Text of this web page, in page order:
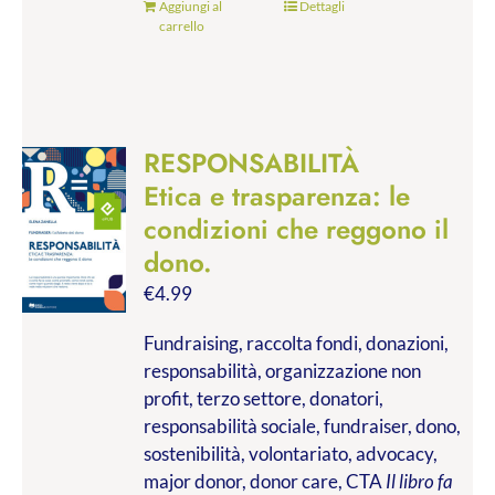
Aggiungi al
carrello
Dettagli
RESPONSABILITÀ
Etica e trasparenza: le
condizioni che reggono il
dono.
€4.99
Fundraising, raccolta fondi, donazioni,
responsabilità, organizzazione non
profit, terzo settore, donatori,
responsabilità sociale, fundraiser, dono,
sostenibilità, volontariato, advocacy,
major donor, donor care, CTA Il libro fa